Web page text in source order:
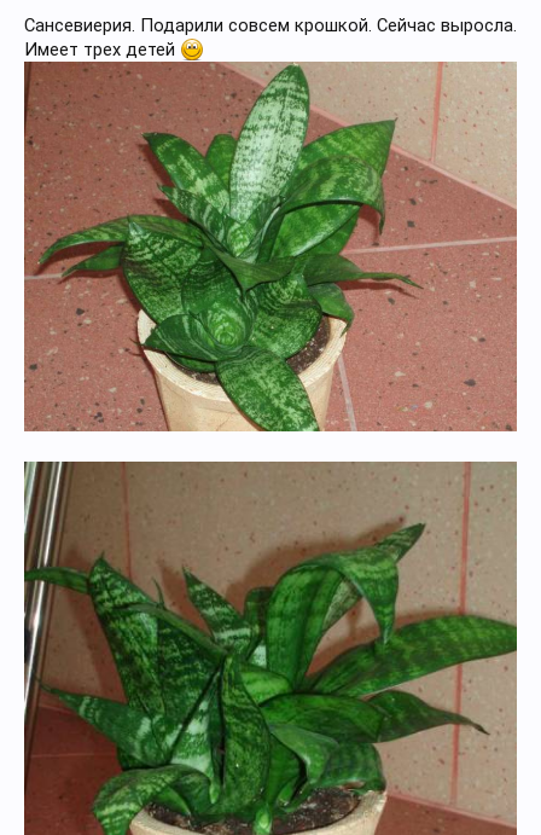
Сансевиерия. Подарили совсем крошкой. Сейчас выросла.
Имеет трех детей